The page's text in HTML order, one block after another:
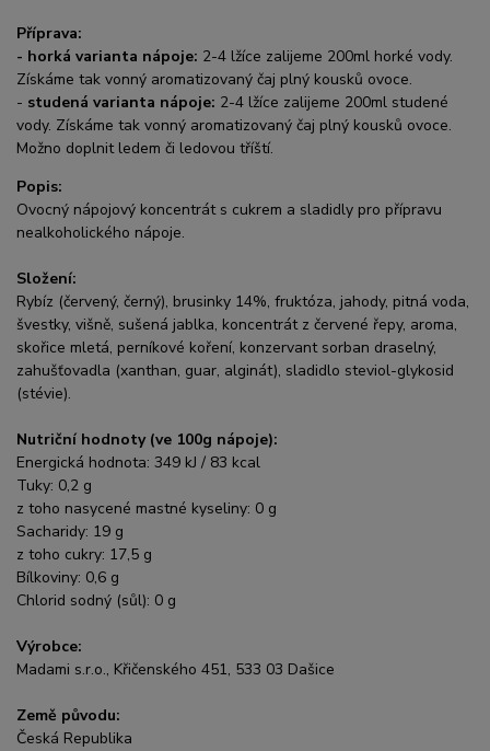
Příprava:
- horká varianta nápoje: 2-4 lžíce zalijeme 200ml horké vody.
Získáme tak vonný aromatizovaný čaj plný kousků ovoce.
- studená varianta nápoje: 2-4 lžíce zalijeme 200ml studené
vody. Získáme tak vonný aromatizovaný čaj plný kousků ovoce.
Možno doplnit ledem či ledovou tříští.
Popis:
Ovocný nápojový koncentrát s cukrem a sladidly pro přípravu
nealkoholického nápoje.
Složení:
Rybíz (červený, černý), brusinky 14%, fruktóza, jahody, pitná voda,
švestky, višně, sušená jablka, koncentrát z červené řepy, aroma,
skořice mletá, perníkové koření, konzervant sorban draselný,
zahušťovadla (xanthan, guar, alginát), sladidlo steviol-glykosid
(stévie).
Nutriční hodnoty (ve 100g nápoje):
Energická hodnota: 349 kJ / 83 kcal
Tuky: 0,2 g
z toho nasycené mastné kyseliny: 0 g
Sacharidy: 19 g
z toho cukry: 17,5 g
Bílkoviny: 0,6 g
Chlorid sodný (sůl): 0 g
Výrobce:
Madami s.r.o., Křičenského 451, 533 03 Dašice
Země původu:
Česká Republika